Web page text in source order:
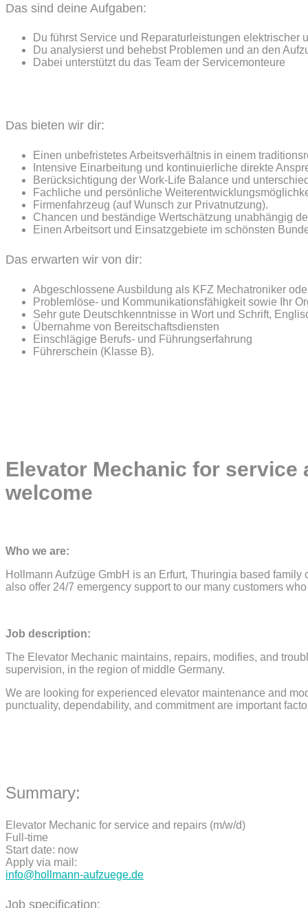
Das sind deine Aufgaben:
Du führst Service und Reparaturleistungen elektrischer
Du analysierst und behebst Problemen und an den
Dabei unterstützt du das Team der Servicemonteure
Das bieten wir dir:
Einen unbefristetes Arbeitsverhältnis in einem
Intensive Einarbeitung und kontinuierliche direkte
Berücksichtigung der Work-Life Balance und
Fachliche und persönliche
Firmenfahrzeug (auf Wunsch zur Privatnutzung).
Chancen und beständige Wertschätzung unabhängig
Einen Arbeitsort und Einsatzgebiete im schönsten
Das erwarten wir von dir:
Abgeschlossene Ausbildung als KFZ Mechatroniker
Problemlöse- und Kommunikationsfähigkeit sowie Ihr
Sehr gute Deutschkenntnisse in Wort und Schrift,
Übernahme von Bereitschaftsdiensten
Einschlägige Berufs- und Führungserfahrung
Führerschein (Klasse B).
Elevator Mechanic for
welcome
Who we are:
Hollmann Aufzüge GmbH is an Erfurt, Thuringia based
also offer 24/7 emergency support to our many customers
Job description:
The Elevator Mechanic maintains, repairs, modifies, and
supervision, in the region of middle Germany.
We are looking for experienced elevator maintenance and
punctuality, dependability, and commitment are important
Summary:
Elevator Mechanic for service and repairs (m/w/d)
Full-time
Start date: now
Apply via mail:
info@hollmann-aufzuege.de
Job specification: